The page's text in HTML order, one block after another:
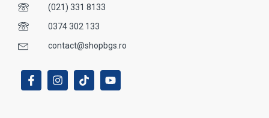
(021) 331 8133
0374 302 133
contact@shopbgs.ro